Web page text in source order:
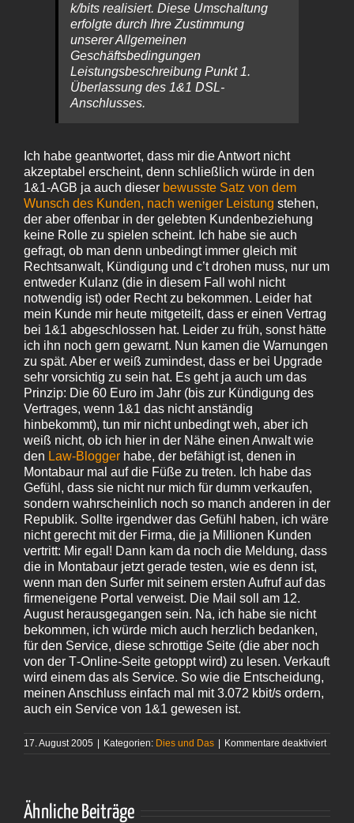
k/bits realisiert. Diese Umschaltung
erfolgte durch Ihre Zustimmung
unserer Allgemeinen
Geschäftsbedingungen
Leistungsbeschreibung Punkt 1.
Überlassung des 1&1 DSL-
Anschlusses.
Ich habe geantwortet, dass mir die Antwort nicht
akzeptabel erscheint, denn schließlich würde in den
1&1‑AGB ja auch dieser bewusste Satz von dem
Wunsch des Kunden, nach weniger Leistung stehen,
der aber offenbar in der gelebten Kundenbeziehung
keine Rolle zu spielen scheint. Ich habe sie auch
gefragt, ob man denn unbedingt immer gleich mit
Rechtsanwalt, Kündigung und c’t drohen muss, nur um
entweder Kulanz (die in diesem Fall wohl nicht
notwendig ist) oder Recht zu bekommen. Leider hat
mein Kunde mir heute mitgeteilt, dass er einen Vertrag
bei 1&1 abgeschlossen hat. Leider zu früh, sonst hätte
ich ihn noch gern gewarnt. Nun kamen die Warnungen
zu spät. Aber er weiß zumindest, dass er bei Upgrade
sehr vorsichtig zu sein hat. Es geht ja auch um das
Prinzip: Die 60 Euro im Jahr (bis zur Kündigung des
Vertrages, wenn 1&1 das nicht anständig
hinbekommt), tun mir nicht unbedingt weh, aber ich
weiß nicht, ob ich hier in der Nähe einen Anwalt wie
den Law-Blogger habe, der befähigt ist, denen in
Montabaur mal auf die Füße zu treten. Ich habe das
Gefühl, dass sie nicht nur mich für dumm verkaufen,
sondern wahrscheinlich noch so manch anderen in der
Republik. Sollte irgendwer das Gefühl haben, ich wäre
nicht gerecht mit der Firma, die ja Millionen Kunden
vertritt: Mir egal! Dann kam da noch die Meldung, dass
die in Montabaur jetzt gerade testen, wie es denn ist,
wenn man den Surfer mit seinem ersten Aufruf auf das
firmeneigene Portal verweist. Die Mail soll am 12.
August herausgegangen sein. Na, ich habe sie nicht
bekommen, ich würde mich auch herzlich bedanken,
für den Service, diese schrottige Seite (die aber noch
von der T‑Online-Seite getoppt wird) zu lesen. Verkauft
wird einem das als Service. So wie die Entscheidung,
meinen Anschluss einfach mal mit 3.072 kbit/s ordern,
auch ein Service von 1&1 gewesen ist.
17. August 2005 | Kategorien: Dies und Das | Kommentare deaktiviertfür
Ähnliche Beiträge